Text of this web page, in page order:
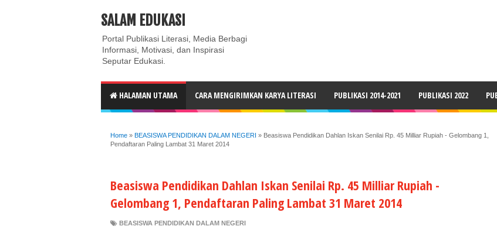
ABOUT CONTACT US
SALAM EDUKASI
Portal Publikasi Literasi, Media Berbagi
Informasi, Motivasi, dan Inspirasi
Seputar Edukasi.
HALAMAN UTAMA CARA MENGIRIMKAN KARYA LITERASI PUBLIKASI 2014-2021 PUBLIKASI 2022
Home » BEASISWA PENDIDIKAN DALAM NEGERI » Beasiswa Pendidikan Dahlan Iskan Senilai Rp. 45 Milliar Rupiah - Gelombang 1,
Pendaftaran Paling Lambat 31 Maret 2014
Beasiswa Pendidikan Dahlan Iskan Senilai Rp. 45 Milliar Rupiah -
Gelombang 1, Pendaftaran Paling Lambat 31 Maret 2014
BEASISWA PENDIDIKAN DALAM NEGERI